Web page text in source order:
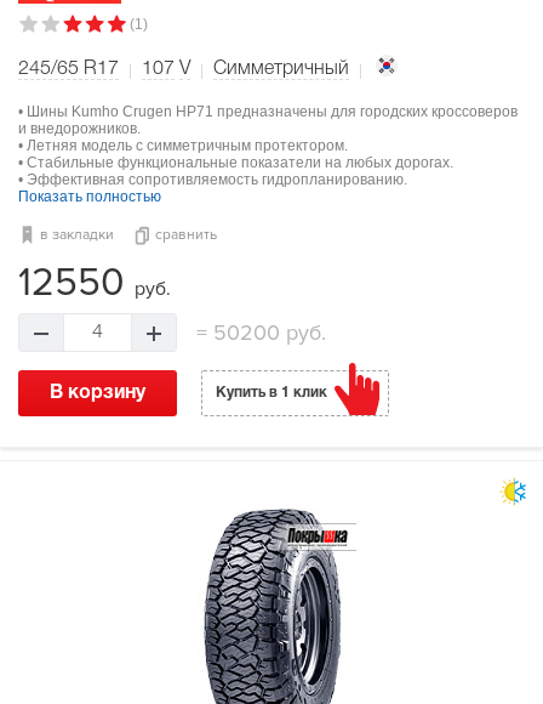
(1)
245/65 R17 107 V Симметричный
• Шины Kumho Crugen HP71 предназначены для городских кроссоверов
и внедорожников.
• Летняя модель с симметричным протектором.
• Стабильные функциональные показатели на любых дорогах.
• Эффективная сопротивляемость гидропланированию.
Показать полностью
в закладки сравнить
12550 руб.
4 = 50200 руб.
В корзину Купить в 1 клик